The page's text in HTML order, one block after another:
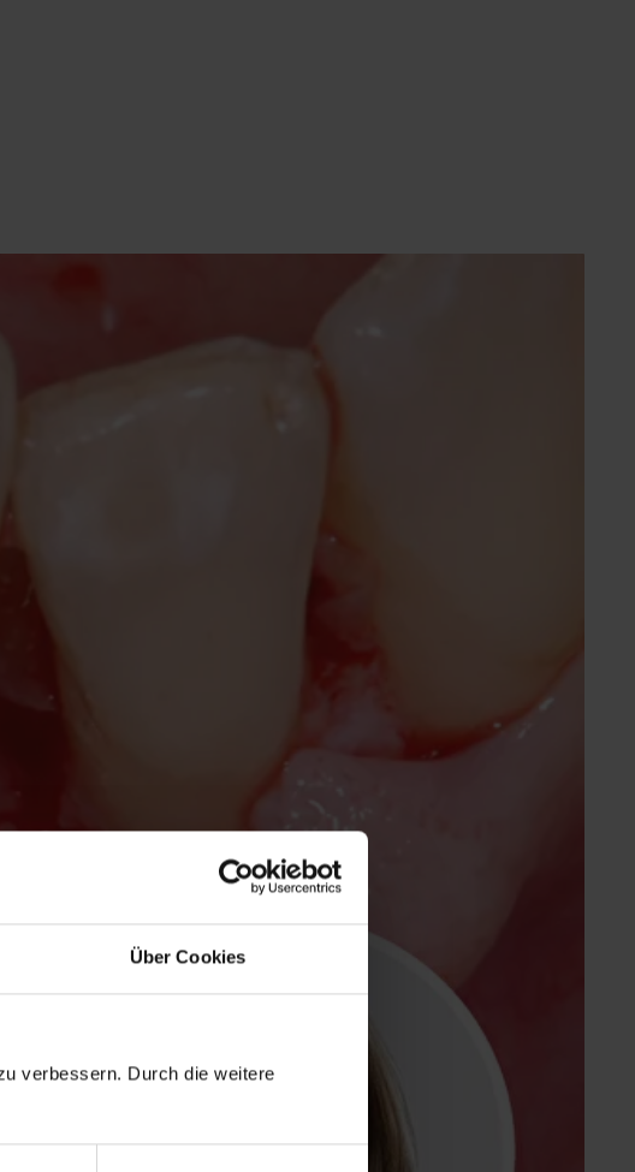
Über Cookies
verbessern. Durch die weitere